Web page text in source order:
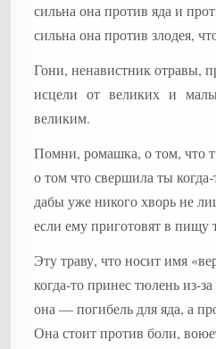
сильна она против яда и
сильна она против злодея,
Гони, ненавистник отравы,
исцели от великих и
великим.
Помни, ромашка, о том, что
о том что свершила ты
дабы уже никого хворь не
если ему приготовят в пищу
Эту траву, что носит имя
когда-то принес тюлень из-
она — погибель для яда, а
Она стоит против боли,